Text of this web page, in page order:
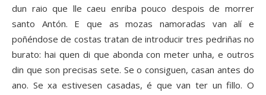
dun raio que lle caeu enriba pouco despois de morrer
santo Antón. E que as mozas namoradas van alí e
poñéndose de costas tratan de introducir tres pedriñas no
burato: hai quen di que abonda con meter unha, e outros
din que son precisas sete. Se o consiguen, casan antes do
ano. Se xa estivesen casadas, é que van ter un fillo. O